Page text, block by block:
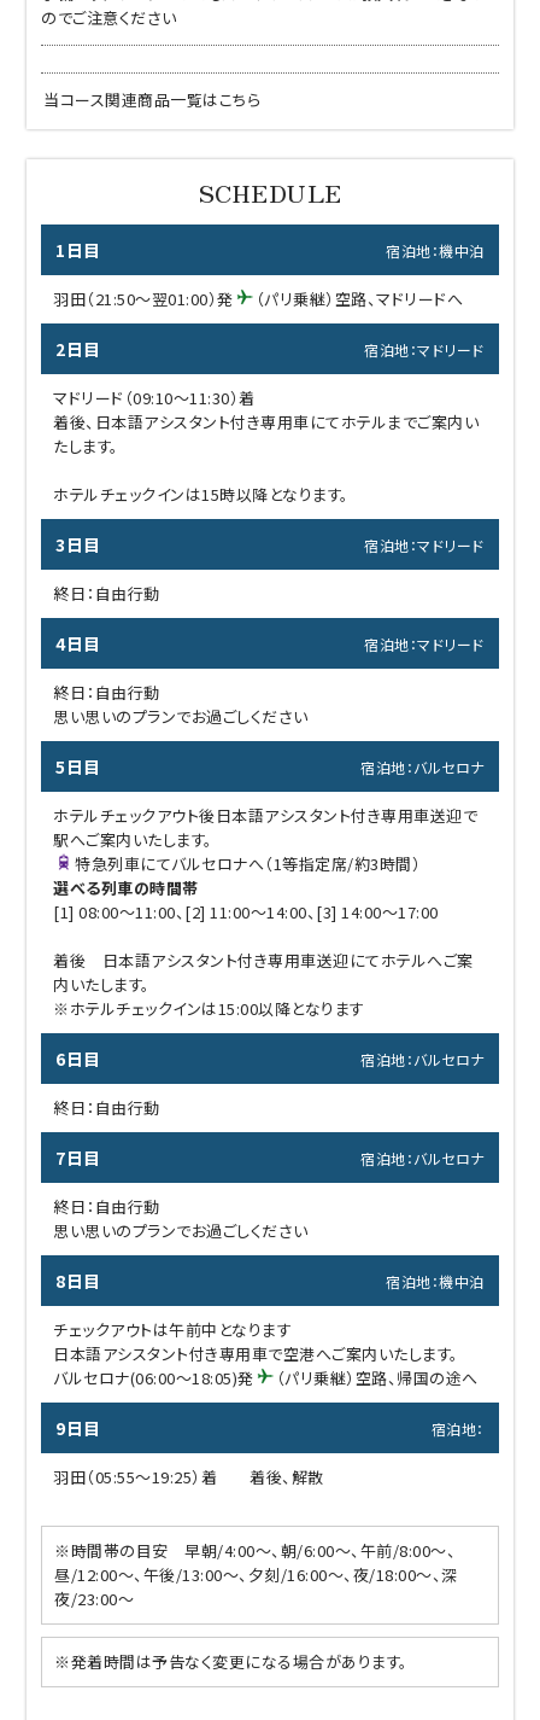
のでご注意ください
当コース関連商品一覧はこちら
1日目 宿泊地：機中泊
羽田（21:50～翌01:00）発 （パリ乗継）空路、マドリードへ
2日目 宿泊地：マドリード
マドリード（09:10～11:30）着
着後、日本語アシスタント付き専用車にてホテルまでご案内い
たします。
ホテルチェックインは15時以降となります。
3日目 宿泊地：マドリード
終日：自由行動
4日目 宿泊地：マドリード
終日：自由行動
思い思いのプランでお過ごしください
5日目 宿泊地：バルセロナ
ホテルチェックアウト後日本語アシスタント付き専用車送迎で
駅へご案内いたします。
特急列車にてバルセロナへ（1等指定席/約3時間）
選べる列車の時間帯
[1] 08:00～11:00、[2] 11:00～14:00、[3] 14:00～17:00
着後 日本語アシスタント付き専用車送迎にてホテルへご案
内いたします。
※ホテルチェックインは15:00以降となります
6日目 宿泊地：バルセロナ
終日：自由行動
7日目 宿泊地：バルセロナ
終日：自由行動
思い思いのプランでお過ごしください
8日目 宿泊地：機中泊
チェックアウトは午前中となります
日本語アシスタント付き専用車で空港へご案内いたします。
バルセロナ(06:00～18:05)発
（パリ乗継）空路、帰国の途へ
9日目 宿泊地：
羽田（05:55～19:25）着 着後、解散
※時間帯の目安 早朝/4:00～、朝/6:00～、午前/8:00～、
昼/12:00～、午後/13:00～、夕刻/16:00～、夜/18:00～、深
夜/23:00～
※発着時間は予告なく変更になる場合があります。